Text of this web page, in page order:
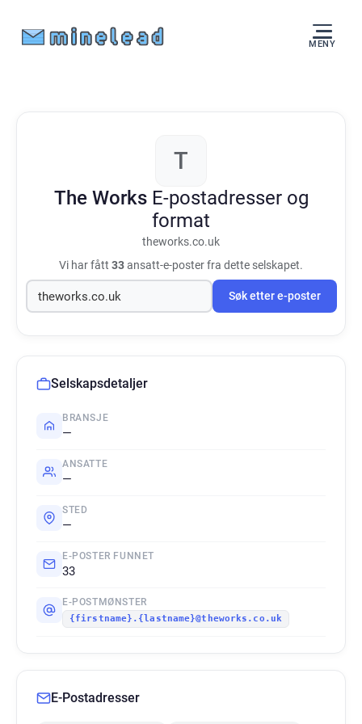
MENY
T
The Works E-postadresser og
format
theworks.co.uk
Vi har fått 33ansatt-e-poster fra dette selskapet.
Søk etter e-poster
Selskapsdetaljer
BRANSJE
—
ANSATTE
—
STED
—
E-POSTER FUNNET
33
E-POSTMØNSTER
{firstname}.{lastname}@theworks.co.uk
E-Postadresser